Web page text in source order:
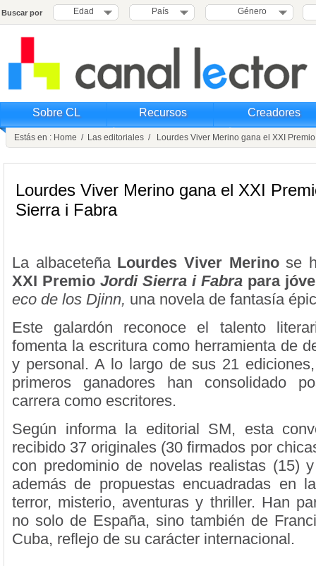
Buscar por Edad País Género
Sobre CL Recursos Creadores
Estás en : Home / Las editoriales / Lourdes Viver Merino gana el XXI
Lourdes Viver Merino gana el XXI
Sierra i Fabra
La albaceteña Lourdes Viver Merinose
XXI Premio Jordi Sierra i Fabra para
eco de los Djinn, una novela de fantasía
Este galardón reconoce el talento
fomenta la escritura como herramienta de
y personal. A lo largo de sus 21
primeros ganadores han consolidado
carrera como escritores.
Según informa la editorial SM, esta
recibido 37 originales (30 firmados por
con predominio de novelas realistas (15)
además de propuestas encuadradas en
terror, misterio, aventuras y thriller. Han
no solo de España, sino también de
Cuba, reflejo de su carácter internacional.